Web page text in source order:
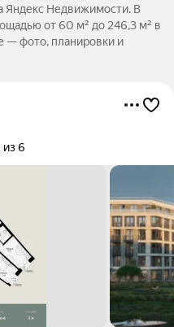
Яндекс Недвижимости. В
от 60 м² до 246,3 м² в
— фото, планировки и
из 6